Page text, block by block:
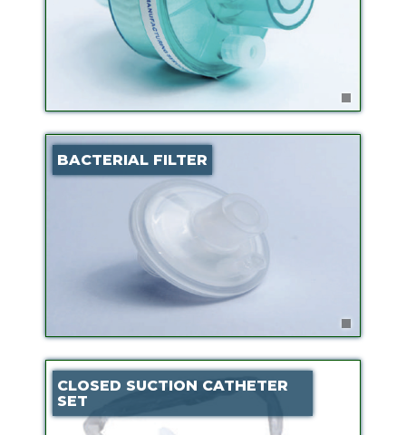
BACTERIAL FILTER
CLOSED SUCTION CATHETER
SET